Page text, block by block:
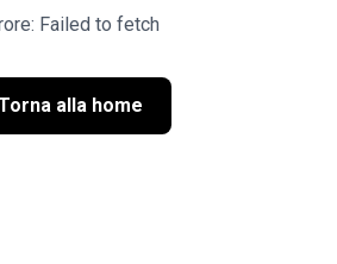
Failed to fetch
alla home